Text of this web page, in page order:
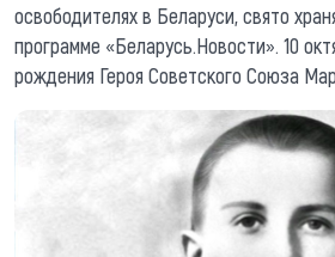
освободителях в Беларуси, свято
программе «Беларусь.Новости». 10
рождения Героя Советского Союза